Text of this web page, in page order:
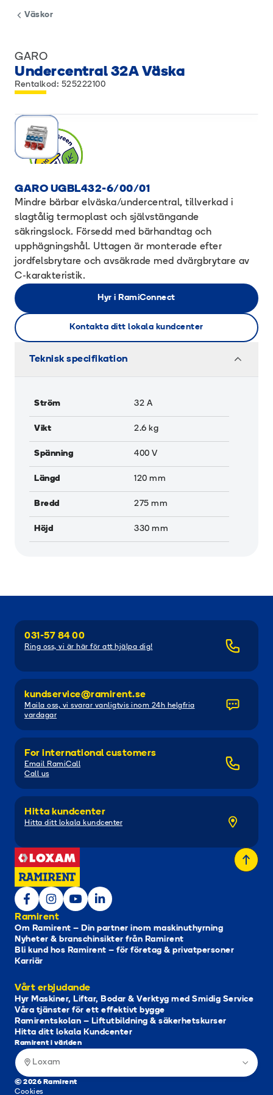
Väskor
GARO
Undercentral 32A Väska
Rentalkod: 525222100
GARO UGBL432-6/00/01
Mindre bärbar elväska/undercentral, tillverkad i
slagtålig termoplast och självstängande
säkringslock. Försedd med bärhandtag och
upphägningshål. Uttagen är monterade efter
jordfelsbrytare och avsäkrade med dvärgbrytare av
C-karakteristik.
Hyr i RamiConnect
Kontakta ditt lokala kundcenter
Teknisk specifikation
Ström 32 A
Vikt 2.6 kg
Spänning 400 V
Längd 120 mm
Bredd 275 mm
Höjd 330 mm
031-57 84 00
Ring oss, vi är här för att hjälpa dig!
kundservice@ramirent.se
Maila oss, vi svarar vanligtvis inom 24h helgfria
vardagar
For international customers
Email RamiCall
Call us
Hitta kundcenter
Hitta ditt lokala kundcenter
Ramirent
Om Ramirent – Din partner inom maskinuthyrning
Nyheter & branschinsikter från Ramirent
Bli kund hos Ramirent – för företag & privatpersoner
Karriär
Vårt erbjudande
Hyr Maskiner, Liftar, Bodar & Verktyg med Smidig Service
Våra tjänster för ett effektivt bygge
Ramirentskolan – Liftutbildning & säkerhetskurser
Hitta ditt lokala Kundcenter
© 2026 Ramirent
Cookies
Ramirent i världen
Loxam